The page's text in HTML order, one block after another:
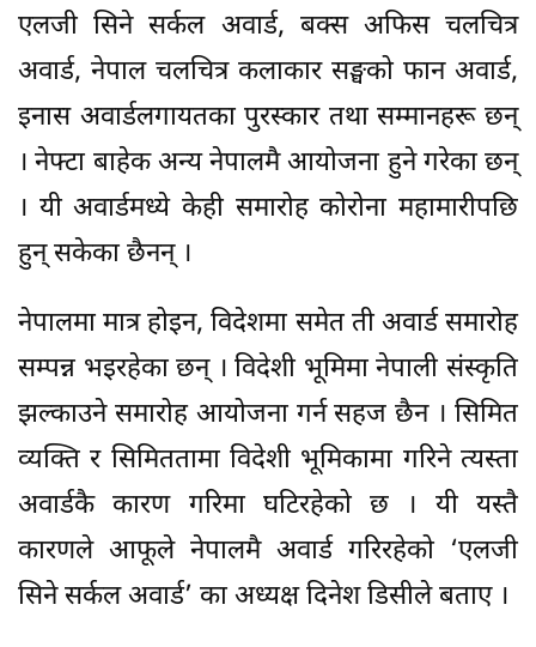
एलजी सिने सर्कल अवार्ड, बक्स अफिस चलचित्र
अवार्ड, नेपाल चलचित्र कलाकार सङ्घको फान अवार्ड,
इनास अवार्डलगायतका पुरस्कार तथा सम्मानहरू छन्
। नेफ्टा बाहेक अन्य नेपालमै आयोजना हुने गरेका छन्
। यी अवार्डमध्ये केही समारोह कोरोना महामारीपछि
हुन् सकेका छैनन् ।
नेपालमा मात्र होइन, विदेशमा समेत ती अवार्ड समारोह
सम्पन्न भइरहेका छन् । विदेशी भूमिमा नेपाली संस्कृति
झल्काउने समारोह आयोजना गर्न सहज छैन । सिमित
व्यक्ति र सिमिततामा विदेशी भूमिकामा गरिने त्यस्ता
अवार्डकै कारण गरिमा घटिरहेको छ । यी यस्तै
कारणले आफूले नेपालमै अवार्ड गरिरहेको ‘एलजी
सिने सर्कल अवार्ड’ का अध्यक्ष दिनेश डिसीले बताए ।